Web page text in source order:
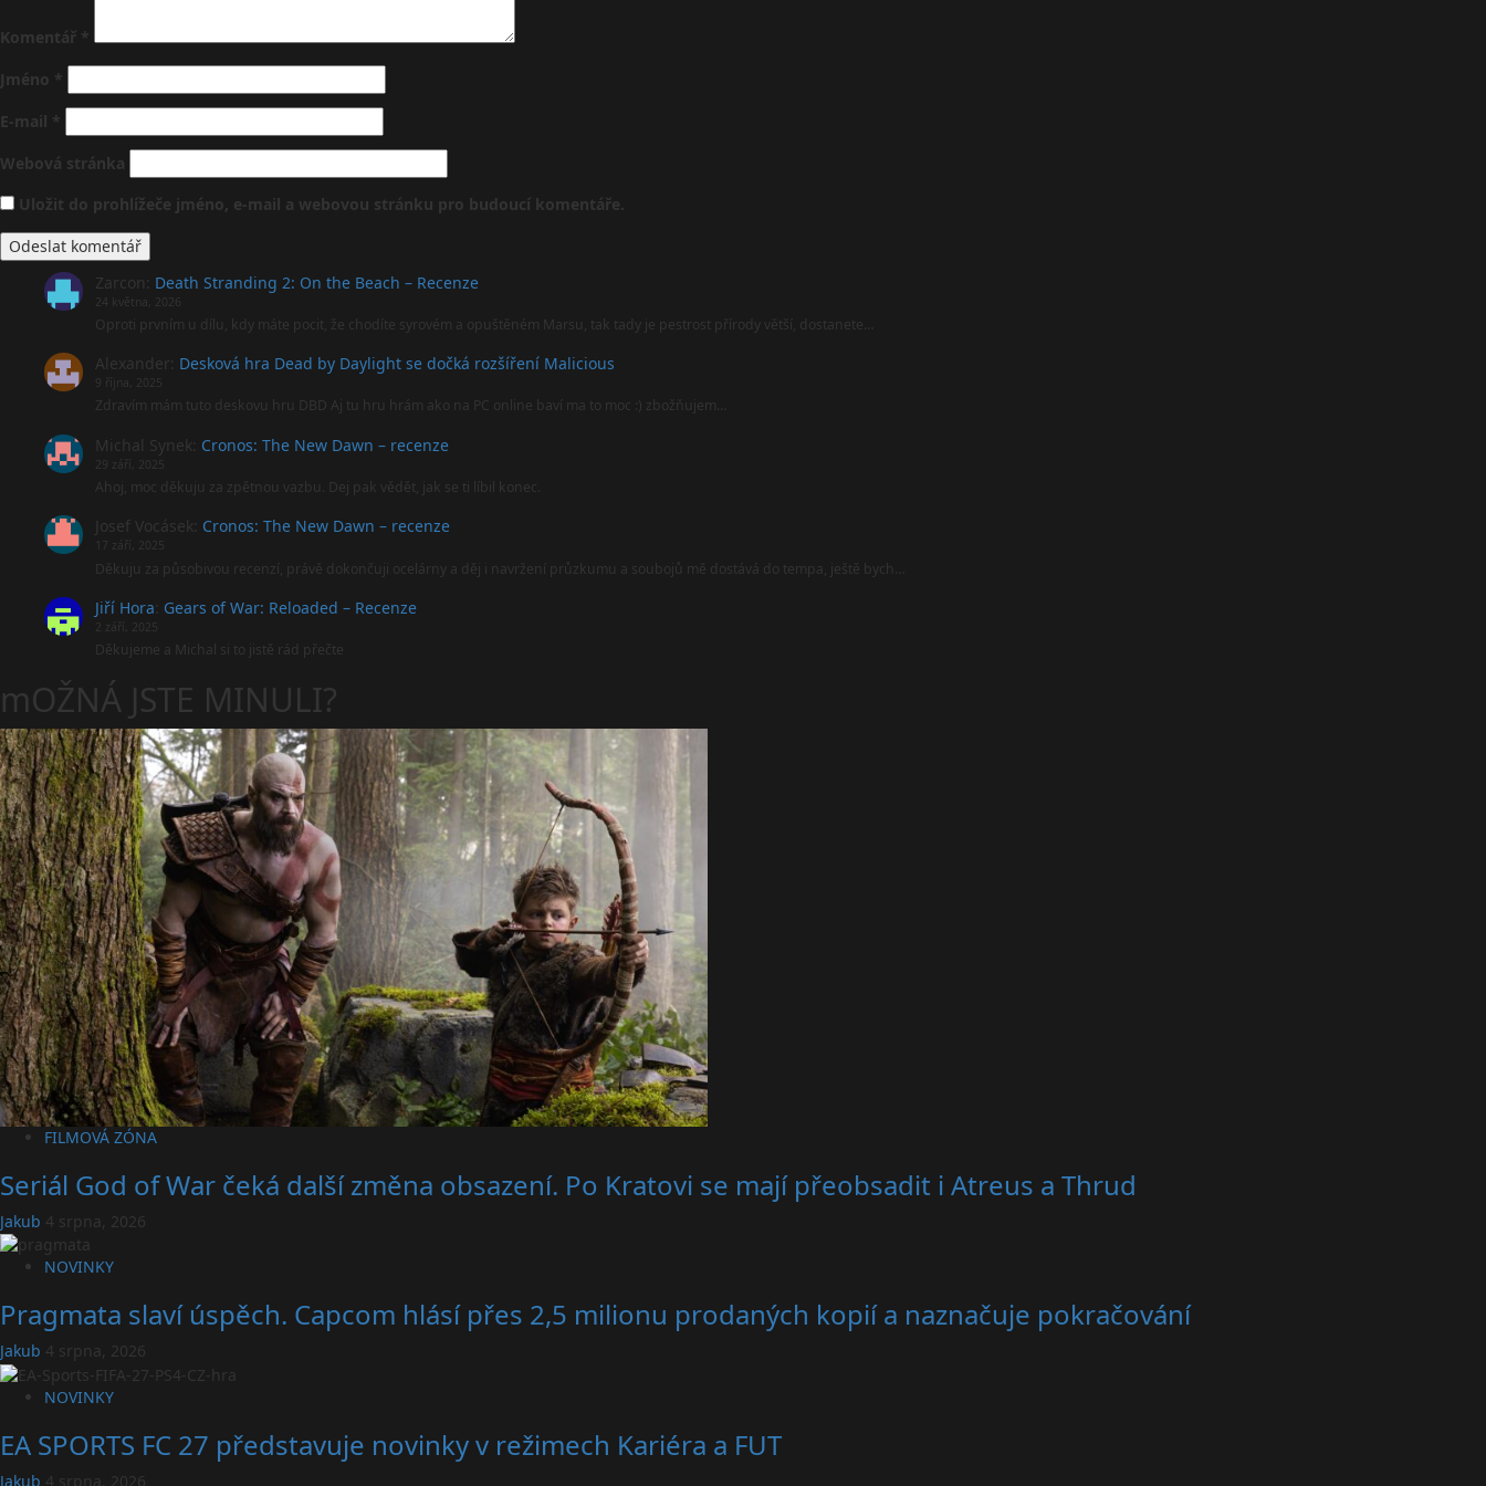
Komentář *
Jméno *
E-mail *
Webová stránka
Uložit do prohlížeče jméno, e-mail a webovou stránku pro budoucí komentáře.
Zarcon Death Stranding 2: On the Beach – Recenze
24 května, 2026
Oproti prvním u dílu, kdy máte pocit, že chodíte syrovém a opuštěném Marsu, tak tady je pestrost přírody větší, dostanete…
Alexander Desková hra Dead by Daylight se dočká rozšíření Malicious
9 října, 2025
Zdravím mám tuto deskovu hru DBD Aj tu hru hrám ako na PC online baví ma to moc :) zbožňujem…
Michal Synek Cronos: The New Dawn – recenze
29 září, 2025
Ahoj, moc děkuju za zpětnou vazbu. Dej pak vědět, jak se ti líbil konec.
Josef Vocásek Cronos: The New Dawn – recenze
17 září, 2025
Děkuju za působivou recenzí, právě dokončuji ocelárny a děj i navržení průzkumu a soubojů mě dostává do tempa, ještě bych…
Jiří Hora Gears of War: Reloaded – Recenze
2 září, 2025
Děkujeme a Michal si to jistě rád přečte
mOŽNÁ JSTE MINULI?
FILMOVÁ ZÓNA
Seriál God of War čeká další změna obsazení. Po Kratovi se mají přeobsadit i Atreus a Thrud
Jakub 4 srpna, 2026
NOVINKY
Pragmata slaví úspěch. Capcom hlásí přes 2,5 milionu prodaných kopií a naznačuje pokračování
Jakub 4 srpna, 2026
NOVINKY
EA SPORTS FC 27 představuje novinky v režimech Kariéra a FUT
Jakub 4 srpna, 2026